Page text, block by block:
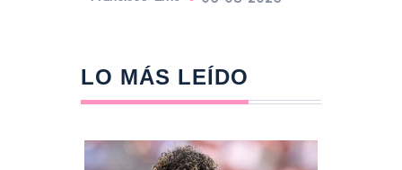
LO MÁS LEÍDO